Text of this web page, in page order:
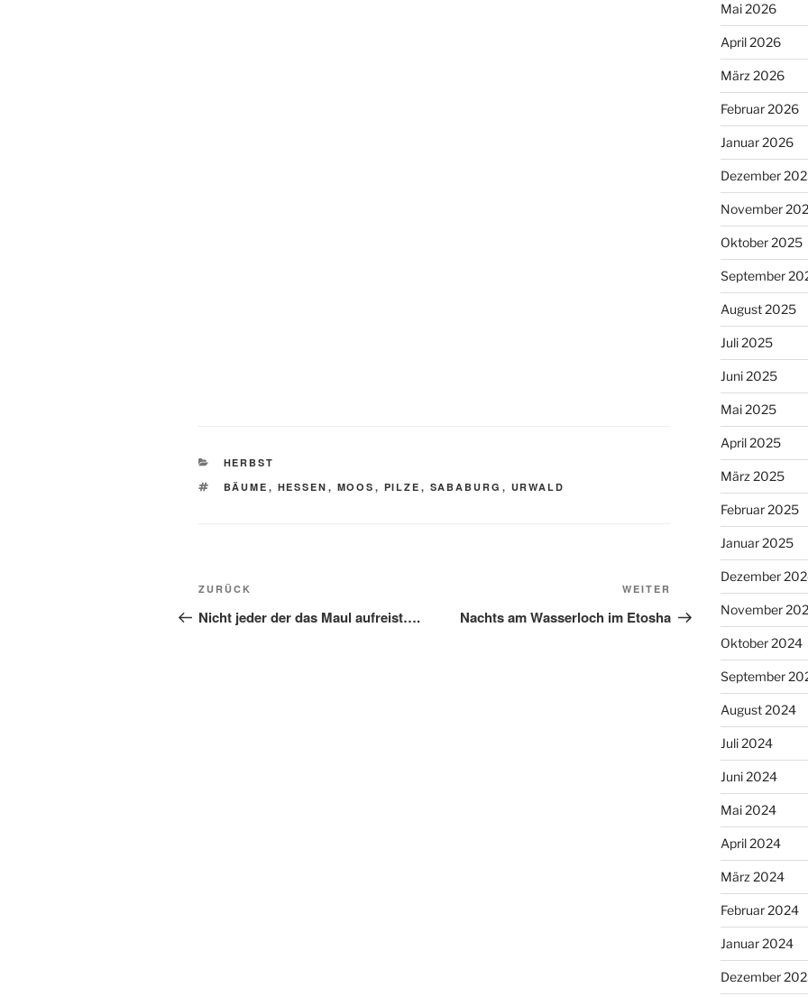
KATEGORIEN
HERBST
SCHLAGWÖRTER
BÄUME , HESSEN , MOOS , PILZE , SABABURG , URWALD
Beitragsnavigation
Vorheriger
Beitrag
ZURÜCK
Nicht jeder der das Maul aufreist….
Nächster
Beitrag
WEITER
Nachts am Wasserloch im Etosha
Mai 2026
April 2026
März 2026
Februar 2026
Januar 2026
Dezember
November
Oktober 2025
September
August 2025
Juli 2025
Juni 2025
Mai 2025
April 2025
März 2025
Februar 2025
Januar 2025
Dezember
November
Oktober 2024
September
August 2024
Juli 2024
Juni 2024
Mai 2024
April 2024
März 2024
Februar 2024
Januar 2024
Dezember